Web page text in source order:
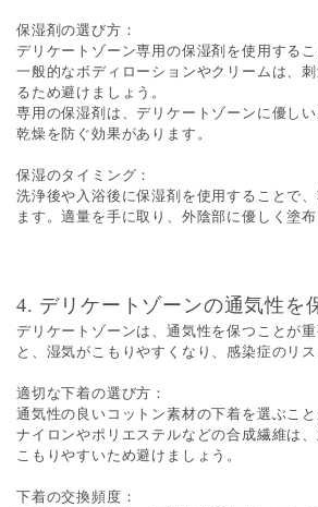
保湿剤の選び方：
デリケートゾーン専用の保湿剤を使用するこ
一般的なボディローションやクリームは、
るため避けましょう。
専用の保湿剤は、デリケートゾーンに優しい
乾燥を防ぐ効果があります。
保湿のタイミング：
洗浄後や入浴後に保湿剤を使用することで
ます。適量を手に取り、外陰部に優しく塗布
4. デリケートゾーンの通気性を
デリケートゾーンは、通気性を保つことが
と、湿気がこもりやすくなり、感染症のリス
適切な下着の選び方：
通気性の良いコットン素材の下着を選ぶこと
ナイロンやポリエステルなどの合成繊維は
こもりやすいため避けましょう。
下着の交換頻度：